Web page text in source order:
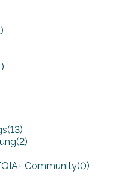
(13)
(2)
Community(0)